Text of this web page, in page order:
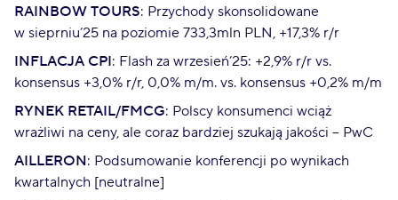
RAINBOW TOURS: Przychody skonsolidowane
w sieprniu’25 na poziomie 733,3mln PLN, +17,3% r/r
INFLACJA CPI: Flash za wrzesień’25: +2,9% r/r vs.
konsensus +3,0% r/r, 0,0% m/m. vs. konsensus +0,2% m/m
RYNEK RETAIL/FMCG: Polscy konsumenci wciąż
wrażliwi na ceny, ale coraz bardziej szukają jakości – PwC
AILLERON: Podsumowanie konferencji po wynikach
kwartalnych [neutralne]